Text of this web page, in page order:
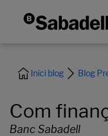
Inici blog Blog
Com
Banc Sabadell